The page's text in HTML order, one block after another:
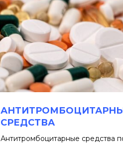
СРЕДСТВА
Антитромбоцитарные средства